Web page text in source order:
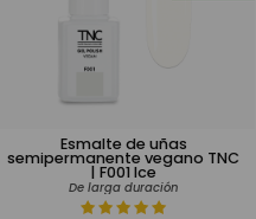
Esmalte de uñas
semipermanente vegano TNC
| F001 Ice
De larga duración